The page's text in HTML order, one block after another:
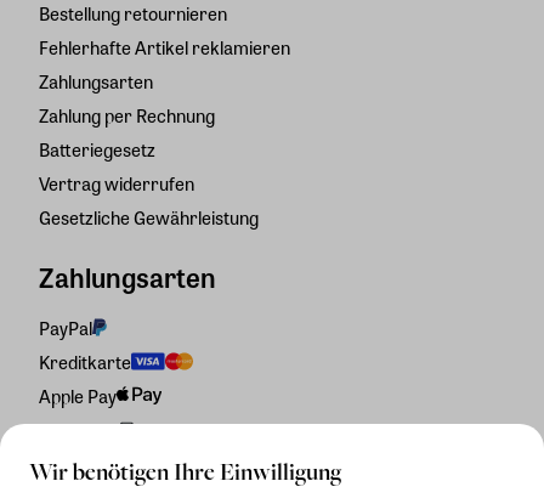
Wir benötigen Ihre Einwilligung
Bestellung retournieren
Fehlerhafte Artikel reklamieren
Zahlungsarten
Zahlung per Rechnung
Batteriegesetz
Vertrag widerrufen
Gesetzliche Gewährleistung
Zahlungsarten
PayPal
Kreditkarte
Apple Pay
Rechnung